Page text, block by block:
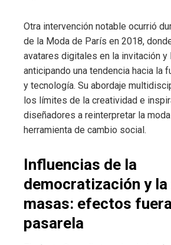
Otra intervención notable ocurrió
de la Moda de París en 2018,
avatares digitales en la invitación y
anticipando una tendencia hacia la
y tecnología. Su abordaje
los límites de la creatividad e
diseñadores a reinterpretar la
herramienta de cambio social.
Influencias de la
democratización y
masas: efectos
pasarela